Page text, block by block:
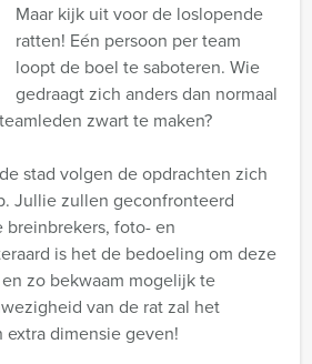
Maar kijk uit voor de loslopende
ratten! Eén persoon per team
loopt de boel te saboteren. Wie
gedraagt zich anders dan normaal
zwart te maken?
stad volgen de opdrachten zich
Jullie zullen geconfronteerd
foto- en
is het de bedoeling om deze
zo bekwaam mogelijk te
van de rat zal het
extra dimensie geven!